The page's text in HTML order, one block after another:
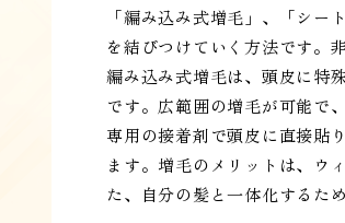
「編み込み式増毛」、「シ
を結びつけていく方法です。
編み込み式増毛は、頭皮に特
です。広範囲の増毛が可能で
専用の接着剤で頭皮に直接貼
ます。増毛のメリットは、ウ
た、自分の髪と一体化するた